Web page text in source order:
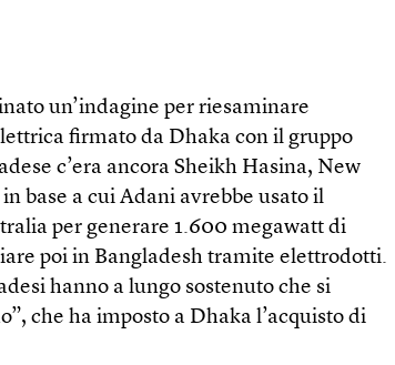
un’indagine per riesaminare
firmato da Dhaka con il gruppo
c’era ancora Sheikh Hasina, New
base a cui Adani avrebbe usato il
per generare 1.600 megawatt di
poi in Bangladesh tramite elettrodotti.
hanno a lungo sostenuto che si
che ha imposto a Dhaka l’acquisto di